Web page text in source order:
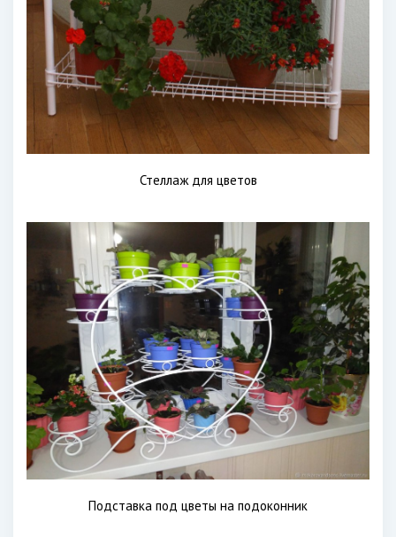
Стеллаж для цветов
Подставка под цветы на подоконник